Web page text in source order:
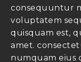
consequuntur
voluptatem
quisquam est,
amet.
numquam eius